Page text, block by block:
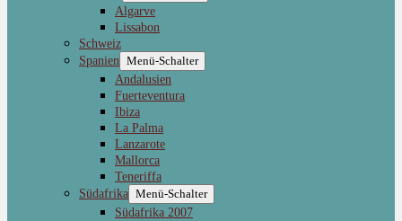
Algarve
Lissabon
Schweiz
Spanien Menü-Schalter
Andalusien
Fuerteventura
Ibiza
La Palma
Lanzarote
Mallorca
Teneriffa
Südafrika Menü-Schalter
Südafrika 2007